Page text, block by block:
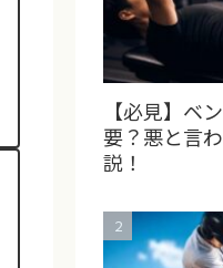
【必見】ベ
要？悪と言
説！